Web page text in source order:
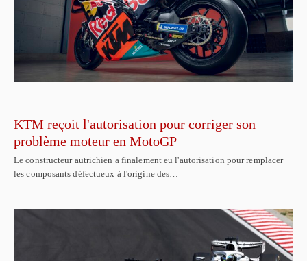
KTM reçoit l'autorisation pour corriger son
problème moteur en MotoGP
Le constructeur autrichien a finalement eu l'autorisation pour remplacer
les composants défectueux à l'origine des…